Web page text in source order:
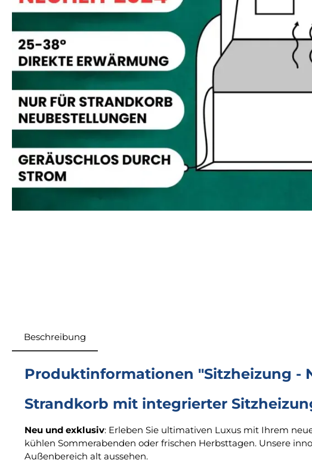
Beschreibung
Produktinformationen "Sitzheizung -
Strandkorb mit integrierter
Neu und exklusiv: Erleben Sie ultimativen Luxus mit Ihrem
kühlen Sommerabenden oder frischen Herbsttagen. Unsere
Außenbereich alt aussehen.